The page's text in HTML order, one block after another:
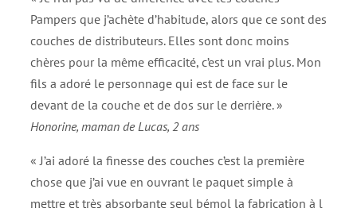
Pampers que j’achète d’habitude, alors que ce sont des
couches de distributeurs. Elles sont donc moins
chères pour la même efficacité, c’est un vrai plus. Mon
fils a adoré le personnage qui est de face sur le
devant de la couche et de dos sur le derrière. »
Honorine, maman de Lucas, 2 ans
« J’ai adoré la finesse des couches c’est la première
chose que j’ai vue en ouvrant le paquet simple à
mettre et très absorbante seul bémol la fabrication à l